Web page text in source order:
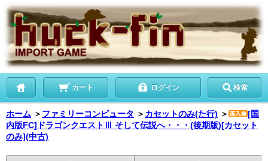
カート ログイン 検索
ホーム ＞ ファミリーコンピュータ ＞ カセットのみ(た行) ＞
[国
内版FC]ドラゴンクエストⅢ そして伝説へ・・・(後期版)[カセット
のみ](中古)